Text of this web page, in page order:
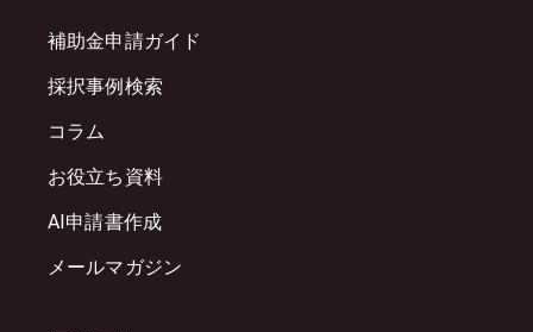
補助金申請ガイド
採択事例検索
コラム
お役立ち資料
AI申請書作成
メールマガジン